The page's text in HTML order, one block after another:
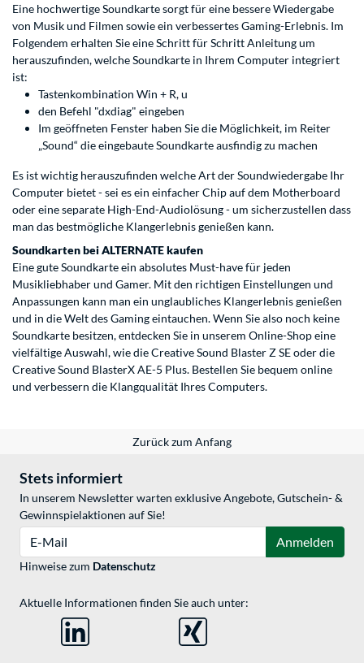
Eine hochwertige Soundkarte sorgt für eine bessere Wiedergabe
von Musik und Filmen sowie ein verbessertes Gaming-Erlebnis. Im
Folgendem erhalten Sie eine Schritt für Schritt Anleitung um
herauszufinden, welche Soundkarte in Ihrem Computer integriert
ist:
Tastenkombination Win + R, u
den Befehl "dxdiag" eingeben
Im geöffneten Fenster haben Sie die Möglichkeit, im Reiter
„Sound“ die eingebaute Soundkarte ausfindig zu machen
Es ist wichtig herauszufinden welche Art der Soundwiedergabe Ihr
Computer bietet - sei es ein einfacher Chip auf dem Motherboard
oder eine separate High-End-Audiolösung - um sicherzustellen dass
man das bestmögliche Klangerlebnis genießen kann.
Soundkarten bei ALTERNATE kaufen
Eine gute Soundkarte ein absolutes Must-have für jeden
Musikliebhaber und Gamer. Mit den richtigen Einstellungen und
Anpassungen kann man ein unglaubliches Klangerlebnis genießen
und in die Welt des Gaming eintauchen. Wenn Sie also noch keine
Soundkarte besitzen, entdecken Sie in unserem Online-Shop eine
vielfältige Auswahl, wie die Creative Sound Blaster Z SE oder die
Creative Sound BlasterX AE-5 Plus. Bestellen Sie bequem online
und verbessern die Klangqualität Ihres Computers.
Zurück zum Anfang
Stets informiert
In unserem Newsletter warten exklusive Angebote, Gutschein- &
Gewinnspielaktionen auf Sie!
Anmelden
Hinweise zum Datenschutz
Aktuelle Informationen finden Sie auch unter: